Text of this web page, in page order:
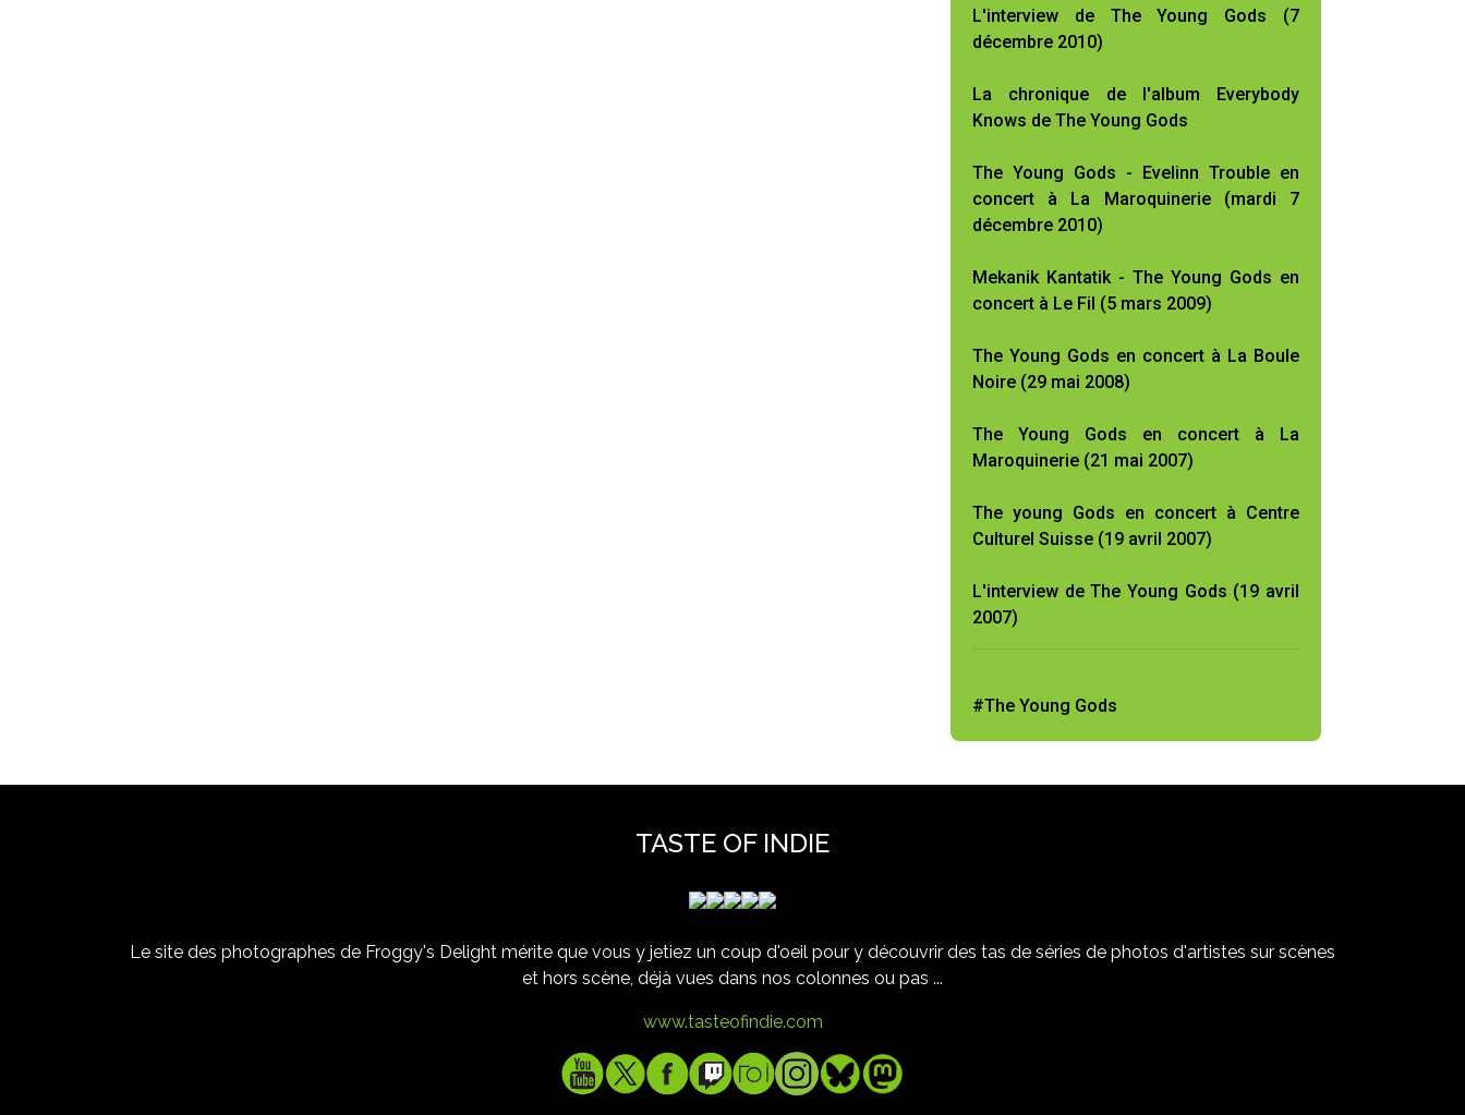
L'interview de The Young Gods (7
décembre 2010)
La chronique de l'album Everybody
Knows de The Young Gods
The Young Gods - Evelinn Trouble en
concert à La Maroquinerie (mardi 7
décembre 2010)
Mekanik Kantatik - The Young Gods en
concert à Le Fil (5 mars 2009)
The Young Gods en concert à La Boule
Noire (29 mai 2008)
The Young Gods en concert à La
Maroquinerie (21 mai 2007)
The young Gods en concert à Centre
Culturel Suisse (19 avril 2007)
L'interview de The Young Gods (19 avril
2007)
#The Young Gods
TASTE OF INDIE
Le site des photographes de Froggy's Delight mérite que vous y jetiez un coup d'oeil pour y découvrir des tas de séries de photos d'artistes sur scènes
et hors scène, déjà vues dans nos colonnes ou pas ...
www.tasteofindie.com